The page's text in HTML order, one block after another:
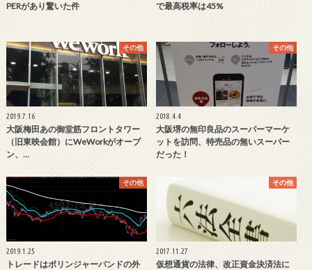
PERがあり驚いた件
で最高税率は45%
その他
2019.7.16
大阪梅田あの御堂筋フロントタワー
（旧東映会館）にWeWorkがオープ
ン、…
その他
2018.4.4
大阪堺の無印良品のスーパーマーケ
ットを訪問、特売品の無いスーパー
だった！
その他
2019.1.25
トレードはボリンジャーバンドの外
その他
2017.11.27
仮想通貨の法律、改正資金決済法に